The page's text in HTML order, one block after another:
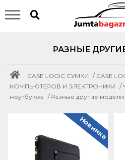
РАЗНЫЕ
CASE LOGIC СУМКИ / CASE
КОМПЬЮТЕРОВ И ЭЛЕКТРОНИКИ /
ноутбуков / Разные другие модели
Новинка